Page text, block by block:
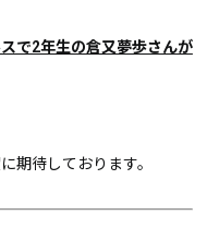
で2年生の倉又夢歩さんが
期待しております。